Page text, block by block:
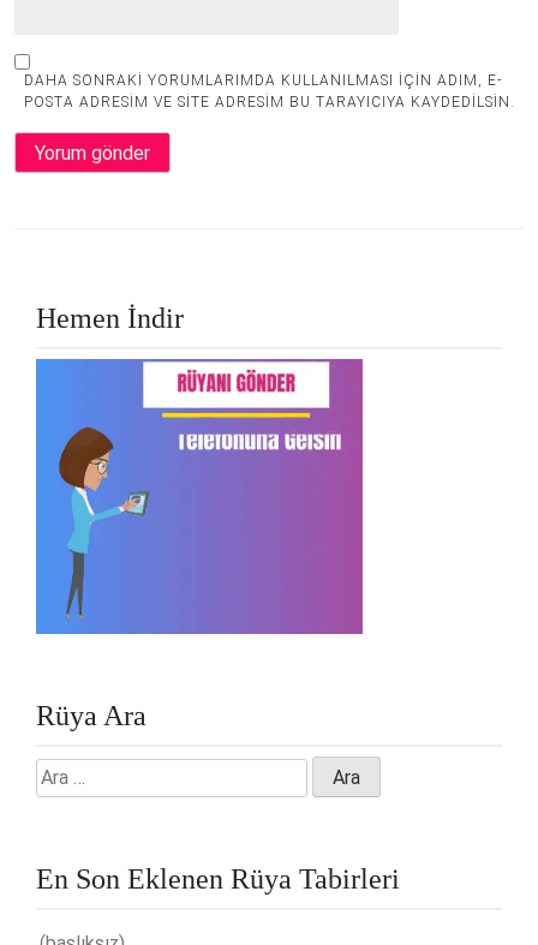
DAHA SONRAKI YORUMLARIMDA KULLANILMASI IÇIN ADIM, E-
POSTA ADRESIM VE SITE ADRESIM BU TARAYICIYA KAYDEDILSIN.
Hemen İndir
Rüya Ara
Arama:
En Son Eklenen Rüya Tabirleri